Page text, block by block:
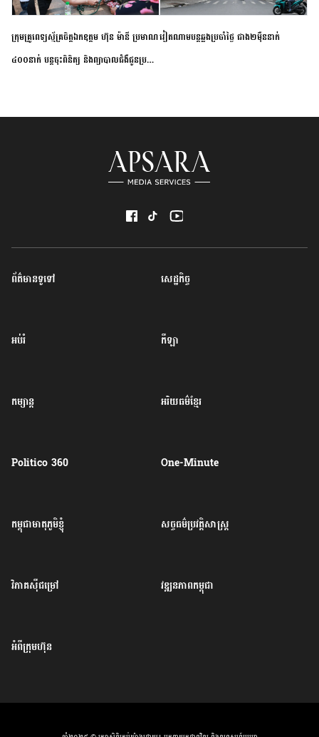
រស់នៅសង្កាត់បឹងកុក
ក្រុមគ្រូពេទ្យស្ម័គ្រចិត្តឯកឧត្តម ហ៊ុន ម៉ានី ប្រមាណ
៤០០នាក់ បន្តចុះពិនិត្យ និងព្យាបាលជំងឺជូនប្រជា
វៀតណាម​បន្ត​ឆ្លង​ប្រចាំថ្ងៃ​ ​ជាង​២​ម៉ឺន​នាក់​
ព័ត៌មានទូទៅ សេដ្ឋកិច្ច
អប់រំ កីឡា
កម្សាន្ត អរិយធម៌ខ្មែរ
Politico 360 One-Minute
កម្ពុជាមាតុភូមិខ្ញុំ សច្ចធម៌ប្រវត្តិសាស្ត្រ
វិភាគសុីជម្រៅ វឌ្ឍនភាពកម្ពុជា
អំពីក្រុមហ៊ុន